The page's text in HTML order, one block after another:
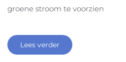
groene stroom te voorzien
Lees verder